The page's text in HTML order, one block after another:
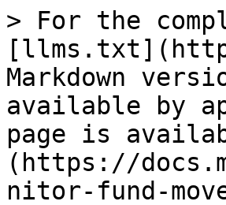
> For the
Markdown
available by
page is
(https://
nitor-fund-